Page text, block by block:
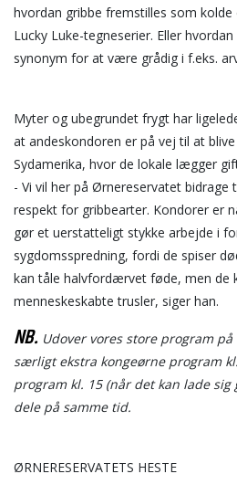
hvordan gribbe fremstilles som kolde
Lucky Luke-tegneserier. Eller hvordan
synonym for at være grådig i f.eks.
Myter og ubegrundet frygt har
at andeskondoren er på vej til at
Sydamerika, hvor de lokale lægger
- Vi vil her på Ørnereservatet bidrage
respekt for gribbearter. Kondorer er
gør et uerstatteligt stykke arbejde i
sygdomsspredning, fordi de spiser
kan tåle halvfordærvet føde, men de
menneskeskabte trusler, siger han.
NB. Udover vores store program
særligt ekstra kongeørne program
program kl. 15 (når det kan lade sig
dele på samme tid.
ØRNERESERVATETS HESTE